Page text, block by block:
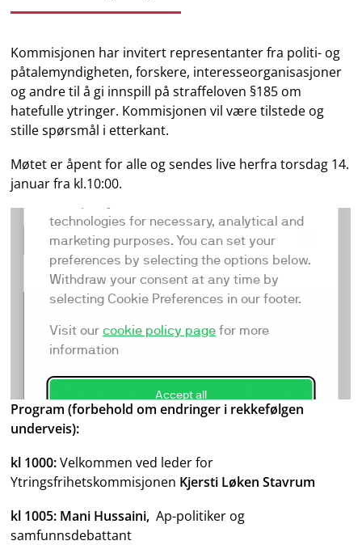
Kommisjonen har invitert representanter fra politi- og
påtalemyndigheten, forskere, interesseorganisasjoner
og andre til å gi innspill på straffeloven §185 om
hatefulle ytringer. Kommisjonen vil være tilstede og
stille spørsmål i etterkant.
Møtet er åpent for alle og sendes live herfra torsdag 14.
januar fra kl.10:00.
Program (forbehold om endringer i rekkefølgen
underveis):
kl 1000:Velkommen ved leder for
Ytringsfrihetskommisjonen Kjersti Løken Stavrum
kl 1005: Mani Hussaini, Ap-politiker og
samfunnsdebattant